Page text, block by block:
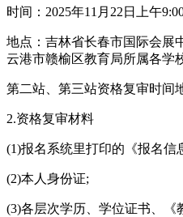
时间：2025年11月22日上午
地点：吉林省长春市国际会展
云港市赣榆区教育局所属各学
第二站、第三站资格复审时间
2.资格复审材料
(1)报名系统里打印的《报名信
(2)本人身份证;
(3)各层次学历、学位证书、《